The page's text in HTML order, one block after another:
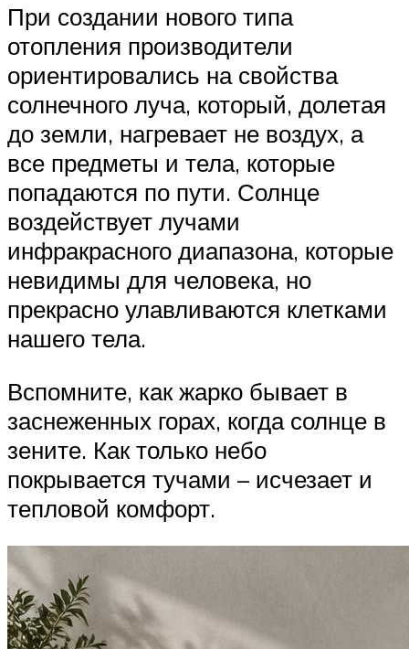
При создании нового типа
отопления производители
ориентировались на свойства
солнечного луча, который, долетая
до земли, нагревает не воздух, а
все предметы и тела, которые
попадаются по пути. Солнце
воздействует лучами
инфракрасного диапазона, которые
невидимы для человека, но
прекрасно улавливаются клетками
нашего тела.
Вспомните, как жарко бывает в
заснеженных горах, когда солнце в
зените. Как только небо
покрывается тучами – исчезает и
тепловой комфорт.